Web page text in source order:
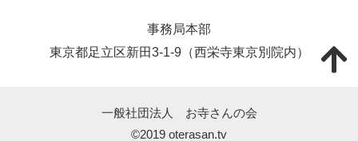
事務局本部
東京都足立区新田3-1-9（西栄寺東京別院内）
一般社団法人 お寺さんの会
©2019 oterasan.tv